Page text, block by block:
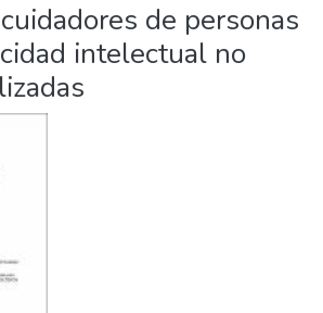
de personas
intelectual no